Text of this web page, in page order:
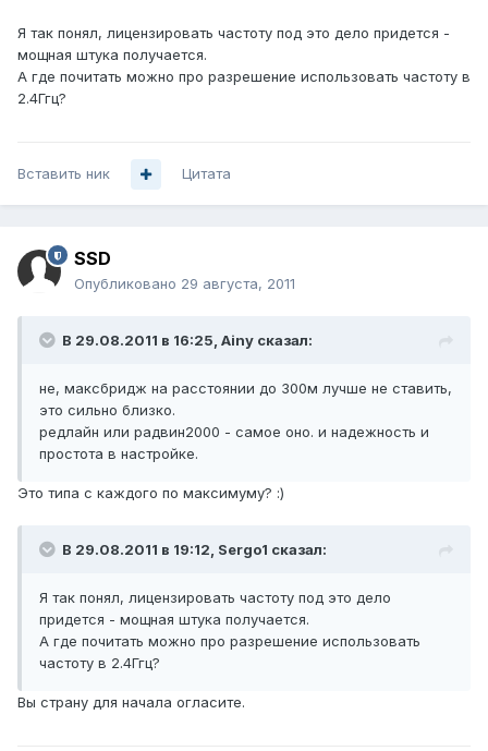
Я так понял, лицензировать частоту под это дело придется -
мощная штука получается.
А где почитать можно про разрешение использовать частоту в
2.4Ггц?
Вставить ник Цитата
SSD
Опубликовано 29 августа, 2011
В 29.08.2011 в 16:25, Ainy сказал:
не, максбридж на расстоянии до 300м лучше не ставить,
это сильно близко.
редлайн или радвин2000 - самое оно. и надежность и
простота в настройке.
Это типа с каждого по максимуму? :)
В 29.08.2011 в 19:12, Sergo1 сказал:
Я так понял, лицензировать частоту под это дело
придется - мощная штука получается.
А где почитать можно про разрешение использовать
частоту в 2.4Ггц?
Вы страну для начала огласите.